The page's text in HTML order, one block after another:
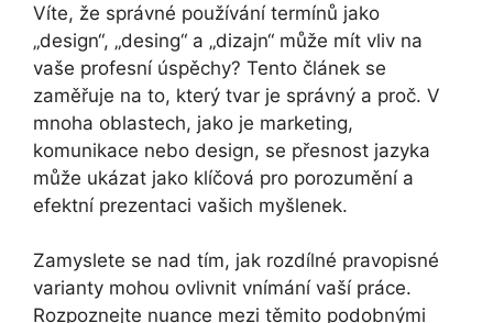
Víte, že správné používání termínů jako
„design“, „desing“ a „dizajn“ může mít vliv na
vaše profesní úspěchy? Tento článek se
zaměřuje na to, který tvar je správný a proč. V
mnoha oblastech, jako je marketing,
komunikace nebo design, se přesnost jazyka
může ukázat jako klíčová pro porozumění a
efektní prezentaci vašich myšlenek.
Zamyslete se nad tím, jak rozdílné pravopisné
varianty mohou ovlivnit vnímání vaší práce.
Rozpoznejte nuance mezi těmito podobnými